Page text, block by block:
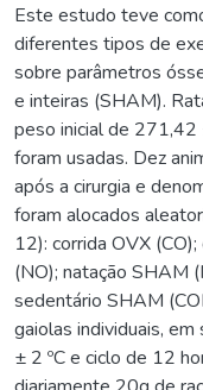
Este estudo teve
diferentes tipos de
sobre parâmetros
e inteiras (SHAM).
peso inicial de
foram usadas. Dez
após a cirurgia e
foram alocados
12): corrida OVX
(NO); natação SHAM
sedentário SHAM
gaiolas individuais,
± 2 ºC e ciclo de 12